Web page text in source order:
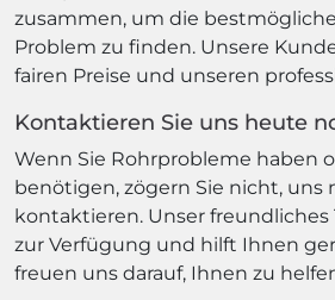
zusammen, um die
Problem zu finden. Unsere
fairen Preise und unseren
Kontaktieren Sie uns heute
Wenn Sie Rohrprobleme haben
benötigen, zögern Sie nicht, uns
kontaktieren. Unser
zur Verfügung und hilft Ihnen
freuen uns darauf, Ihnen zu